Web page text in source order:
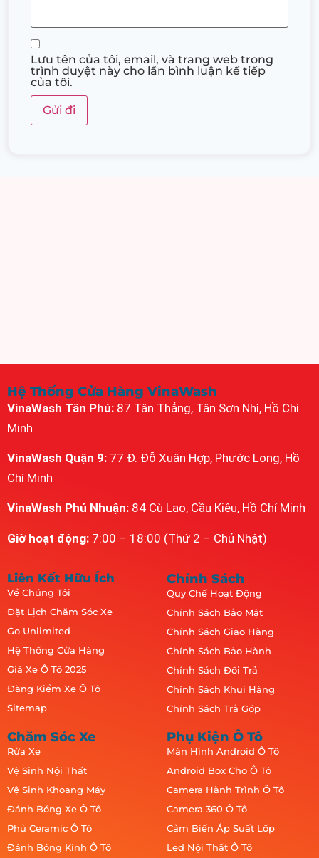
Lưu tên của tôi, email, và trang web trong
trình duyệt này cho lần bình luận kế tiếp
của tôi.
Hệ Thống Cửa Hàng VinaWash
VinaWash Tân Phú: 87 Tân Thắng, Tân Sơn Nhì, Hồ Chí
Minh
VinaWash Quận 9: 77 Đ. Đỗ Xuân Hợp, Phước Long, Hồ
Chí Minh
VinaWash Phú Nhuận: 84 Cù Lao, Cầu Kiệu, Hồ Chí Minh
Giờ hoạt động: 7:00 – 18:00 (Thứ 2 – Chủ Nhật)
Liên Kết Hữu Ích
Về Chúng Tôi
Đặt Lịch Chăm Sóc Xe
Go Unlimited
Hệ Thống Cửa Hàng
Giá Xe Ô Tô 2025
Đăng Kiểm Xe Ô Tô
Sitemap
Chính Sách
Quy Chế Hoạt Động
Chính Sách Bảo Mật
Chính Sách Giao Hàng
Chính Sách Bảo Hành
Chính Sách Đổi Trả
Chính Sách Khui Hàng
Chính Sách Trả Góp
Chăm Sóc Xe
Rửa Xe
Vệ Sinh Nội Thất
Vệ Sinh Khoang Máy
Đánh Bóng Xe Ô Tô
Phủ Ceramic Ô Tô
Đánh Bóng Kính Ô Tô
Phụ Kiện Ô Tô
Màn Hình Android Ô Tô
Android Box Cho Ô Tô
Camera Hành Trình Ô Tô
Camera 360 Ô Tô
Cảm Biến Áp Suất Lốp
Led Nội Thất Ô Tô